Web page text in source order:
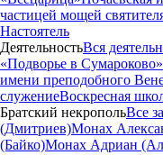
частицей мощей
Настоятель
ДеятельностьВся
«Подворье в Сумароково»
имени преподобного
служениеВоскресная
Братский некропольВсе
(Дмитриев)Монах
(Байко)Монах Адриан